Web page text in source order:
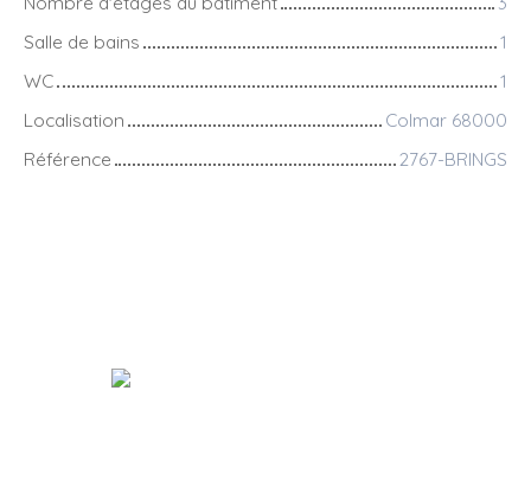
Salle de bains
1
WC
1
Localisation
Colmar 68000
Référence
2767-BRINGS